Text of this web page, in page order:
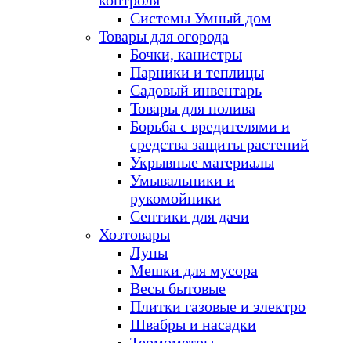
Системы Умный дом
Товары для огорода
Бочки, канистры
Парники и теплицы
Садовый инвентарь
Товары для полива
Борьба с вредителями и
средства защиты растений
Укрывные материалы
Умывальники и
рукомойники
Септики для дачи
Хозтовары
Лупы
Мешки для мусора
Весы бытовые
Плитки газовые и электро
Швабры и насадки